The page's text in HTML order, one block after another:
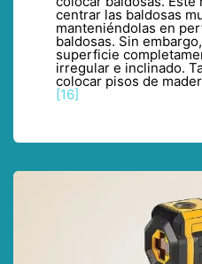
centrar las baldosas
manteniéndolas en
baldosas. Sin
superficie
irregular e inclinado.
colocar pisos de
[16]